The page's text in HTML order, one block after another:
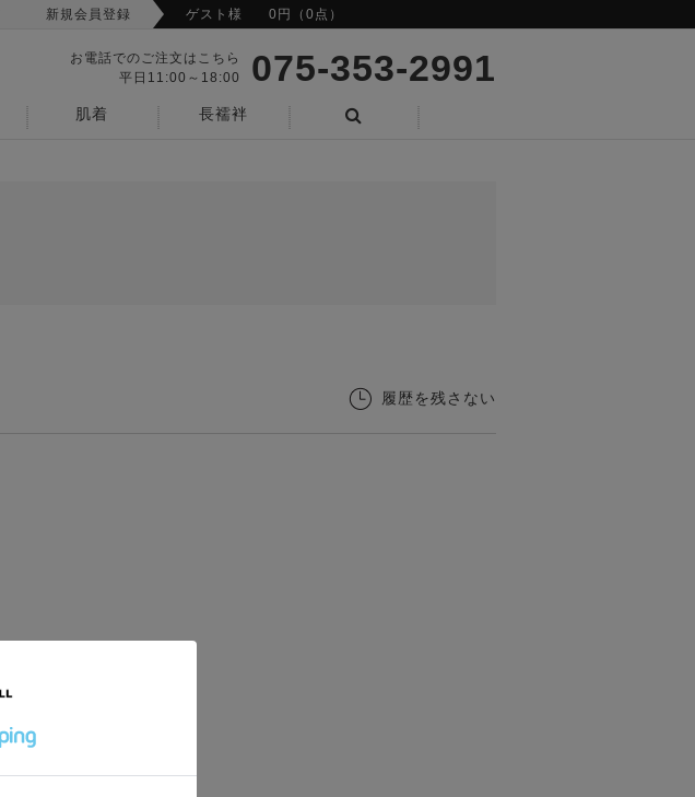
新規会員登録 ゲスト様 0円（0点）
お電話でのご注文はこちら
平日11:00～18:00
075-353-2991
肌着
長襦袢
履歴を残さない